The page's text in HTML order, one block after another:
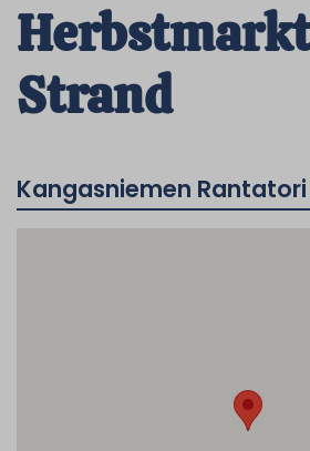
Strand
Kangasniemen Rantatori